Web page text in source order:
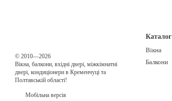
© 2010—2026
Вікна, балкони, вхідні двері, міжкімнатні
двері, кондиціонери в Кременчуці та
Полтавській області!
Мобільна версія
Каталог
Вікна
Балкони